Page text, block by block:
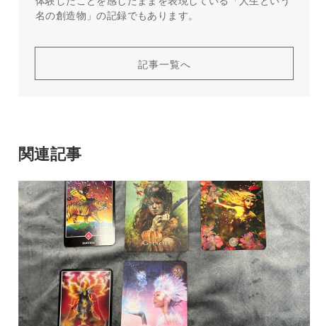
名の創造物」の記録でもあります。
記事一覧へ
関連記事